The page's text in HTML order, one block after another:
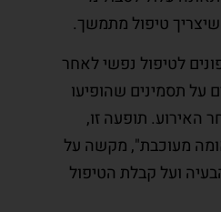
לטיפול נפשי לאחר
על תסמינים שהופיעו
האירוע. תופעה זו,
מעוכבת", מקשה על
ועל קבלת הטיפול